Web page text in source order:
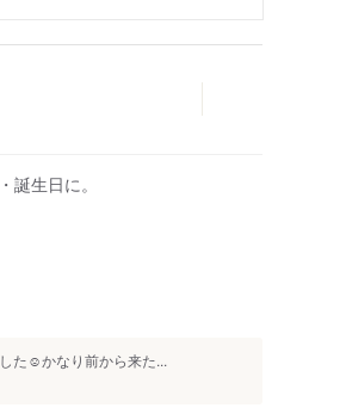
生日に。
た☺️かなり前から来た...